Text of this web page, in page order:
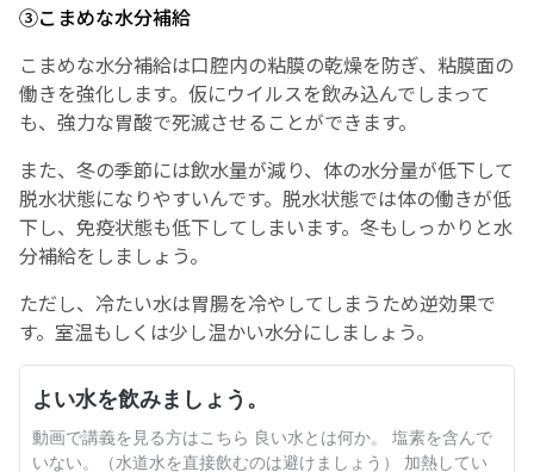
③こまめな水分補給
こまめな水分補給は口腔内の粘膜の乾燥を防ぎ、粘膜面の
働きを強化します。仮にウイルスを飲み込んでしまって
も、強力な胃酸で死滅させることができます。
また、冬の季節には飲水量が減り、体の水分量が低下して
脱水状態になりやすいんです。脱水状態では体の働きが低
下し、免疫状態も低下してしまいます。冬もしっかりと水
分補給をしましょう。
ただし、冷たい水は胃腸を冷やしてしまうため逆効果で
す。室温もしくは少し温かい水分にしましょう。